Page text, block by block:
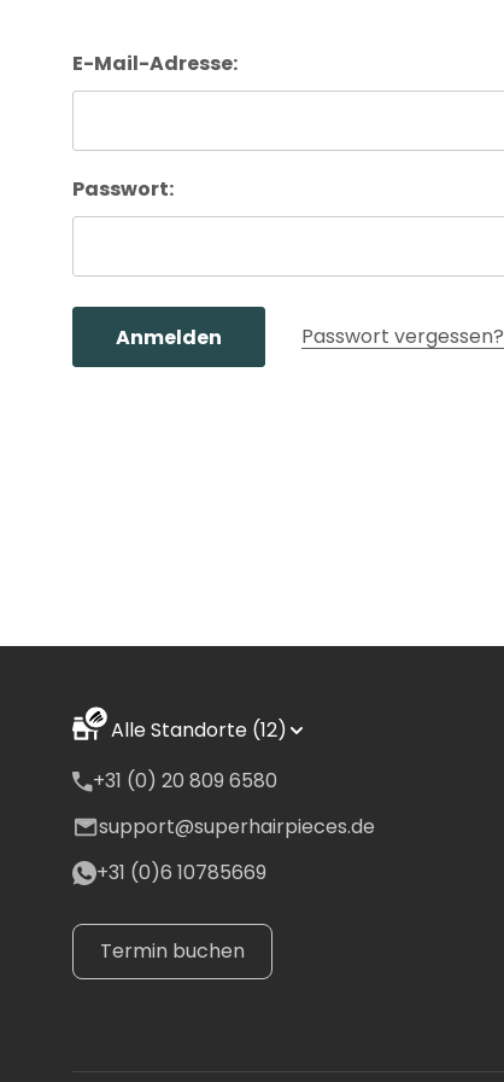
E-Mail-Adresse:
Passwort:
Passwort vergessen?
Alle Standorte (12)
+31 (0) 20 809 6580
support@superhairpieces.de
+31 (0)6 10785669
Termin buchen